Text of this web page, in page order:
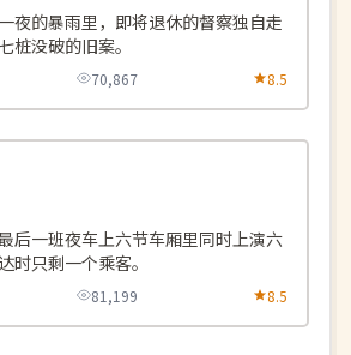
夜的暴雨里，即将退休的督察独自走
桩没破的旧案。
70,867 8.5
后一班夜车上六节车厢里同时上演六
时只剩一个乘客。
81,199 8.5